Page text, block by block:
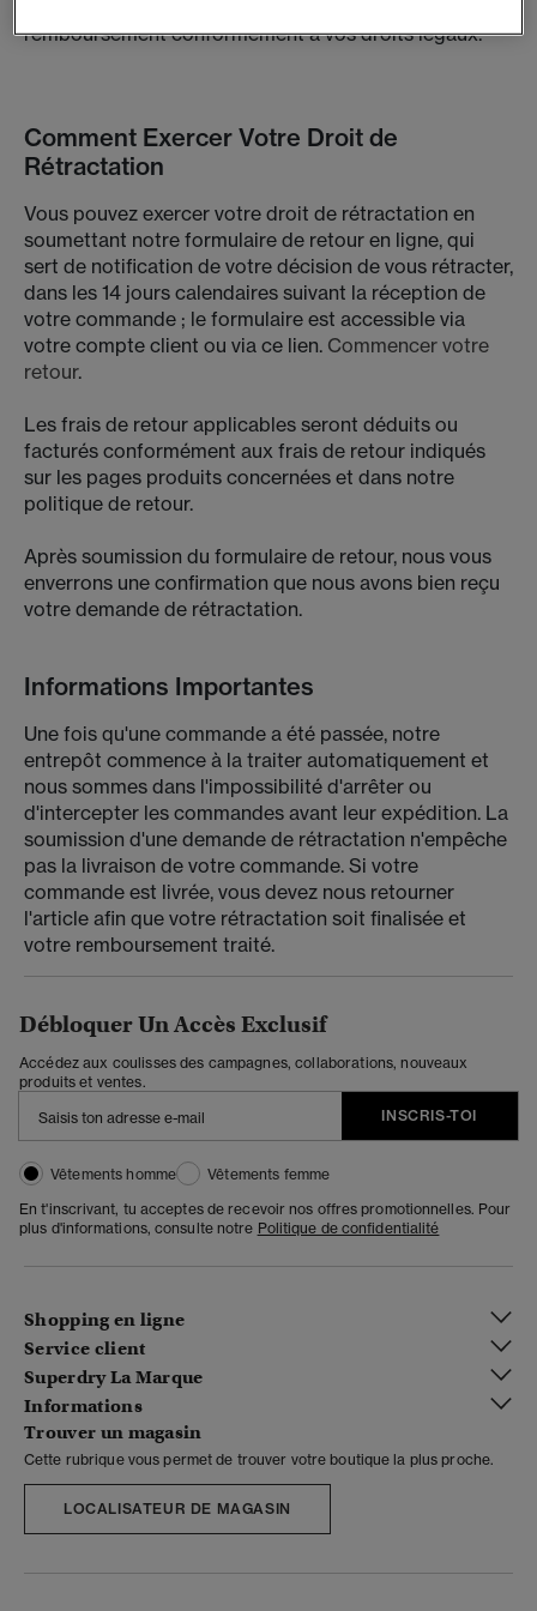
remboursement conformément à vos droits légaux.
Comment Exercer Votre Droit de
Rétractation
Vous pouvez exercer votre droit de rétractation en
soumettant notre formulaire de retour en ligne, qui
sert de notification de votre décision de vous rétracter,
dans les 14 jours calendaires suivant la réception de
votre commande ; le formulaire est accessible via
votre compte client ou via ce lien. Commencer votre
retour.
Les frais de retour applicables seront déduits ou
facturés conformément aux frais de retour indiqués
sur les pages produits concernées et dans notre
politique de retour.
Après soumission du formulaire de retour, nous vous
enverrons une confirmation que nous avons bien reçu
votre demande de rétractation.
Informations Importantes
Une fois qu'une commande a été passée, notre
entrepôt commence à la traiter automatiquement et
nous sommes dans l'impossibilité d'arrêter ou
d'intercepter les commandes avant leur expédition. La
soumission d'une demande de rétractation n'empêche
pas la livraison de votre commande. Si votre
commande est livrée, vous devez nous retourner
l'article afin que votre rétractation soit finalisée et
votre remboursement traité.
Débloquer Un Accès Exclusif
Accédez aux coulisses des campagnes, collaborations, nouveaux
produits et ventes.
INSCRIS-TOI
Vêtements homme
Vêtements femme
En t'inscrivant, tu acceptes de recevoir nos offres promotionnelles. Pour
plus d'informations, consulte notre Politique de confidentialité
Shopping en ligne
Service client
Superdry La Marque
Informations
Trouver un magasin
Cette rubrique vous permet de trouver votre boutique la plus proche.
LOCALISATEUR DE MAGASIN